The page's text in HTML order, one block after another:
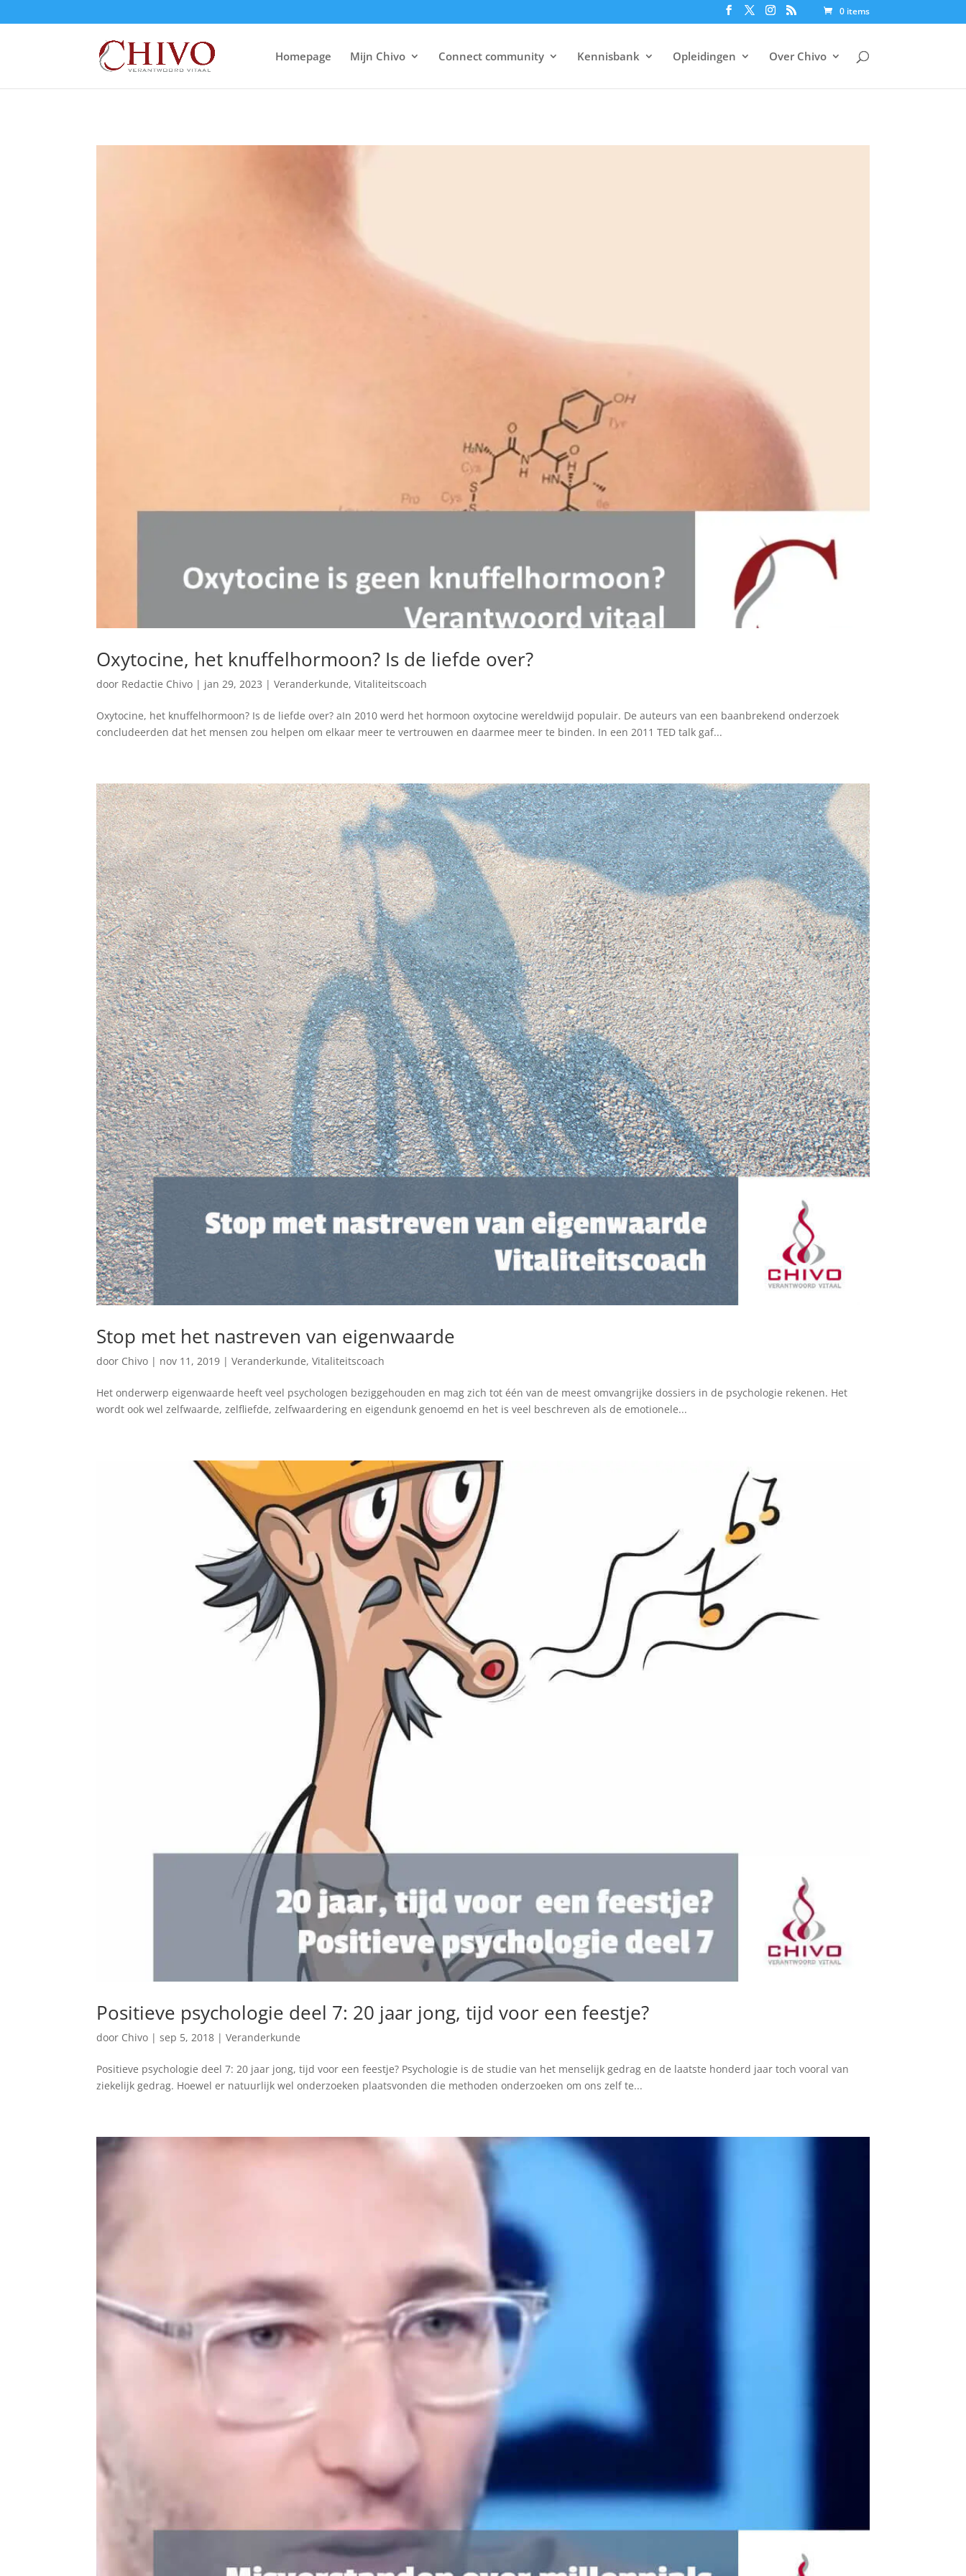
0 items
Homepage Mijn Chivo Connect community Kennisbank Opleidingen Over Chivo
Oxytocine, het knuffelhormoon? Is de liefde over?
door Redactie Chivo | jan 29, 2023 |Veranderkunde,Vitaliteitscoach
Oxytocine, het knuffelhormoon? Is de liefde over? aIn 2010 werd het hormoon oxytocine wereldwijd populair. De auteurs van een baanbrekend onderzoek
concludeerden dat het mensen zou helpen om elkaar meer te vertrouwen en daarmee meer te binden. In een 2011 TED talk gaf...
Stop met het nastreven van eigenwaarde
door Chivo | nov 11, 2019 |Veranderkunde,Vitaliteitscoach
Het onderwerp eigenwaarde heeft veel psychologen beziggehouden en mag zich tot één van de meest omvangrijke dossiers in de psychologie rekenen. Het
wordt ook wel zelfwaarde, zelfliefde, zelfwaardering en eigendunk genoemd en het is veel beschreven als de emotionele...
Positieve psychologie deel 7: 20 jaar jong, tijd voor een feestje?
door Chivo |sep 5, 2018 |Veranderkunde
Positieve psychologie deel 7: 20 jaar jong, tijd voor een feestje? Psychologie is de studie van het menselijk gedrag en de laatste honderd jaar toch vooral van
ziekelijk gedrag. Hoewel er natuurlijk wel onderzoeken plaatsvonden die methoden onderzoeken om ons zelf te...